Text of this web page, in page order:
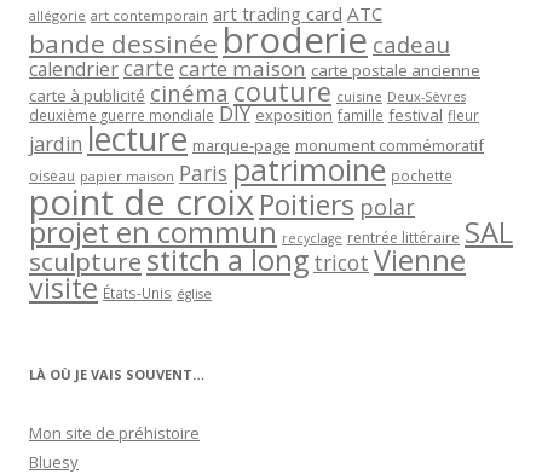
allégorie art contemporain art trading card ATC
bande dessinée broderie cadeau
calendriercartecarte maison carte postale ancienne
carte à publicité cinéma couture cuisine Deux-Sèvres
deuxième guerre mondiale DIY exposition famille festival fleur
jardin lecture marque-page monument commémoratif
oiseau papier maison Paris patrimoine pochette
point de croixPoitiers polar
projet en commun recyclage rentrée littéraire SAL
sculpturestitch a long tricot Vienne
visite États-Unis église
LÀ OÙ JE VAIS SOUVENT…
Mon site de préhistoire
Bluesy